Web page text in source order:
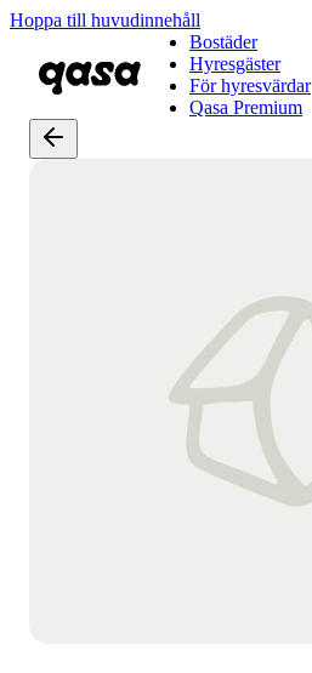
Hoppa till huvudinnehåll
Bostäder
Hyresgäster
För hyresvärdar
Qasa Premium